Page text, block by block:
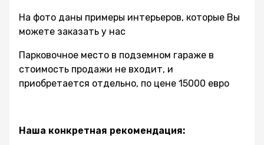
На фото даны примеры интерьеров, которые Вы
можете заказать у нас
Парковочное место в подземном гараже в
стоимость продажи не входит, и
приобретается отдельно, по цене 15000 евро
Наша конкретная рекомендация: